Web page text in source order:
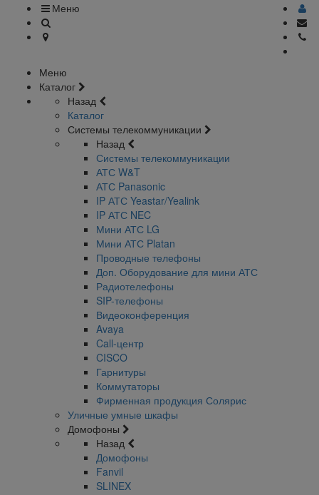
Меню
Меню
Каталог
Назад
Каталог
Системы телекоммуникации
Назад
Системы телекоммуникации
АТС W&T
АТС Panasonic
IP АТС Yeastar/Yealink
IP АТС NEC
Мини АТС LG
Мини АТС Platan
Проводные телефоны
Доп. Оборудование для мини АТС
Радиотелефоны
SIP-телефоны
Видеоконференция
Avaya
Call-центр
CISCO
Гарнитуры
Коммутаторы
Фирменная продукция Солярис
Уличные умные шкафы
Домофоны
Назад
Домофоны
Fanvil
SLINEX